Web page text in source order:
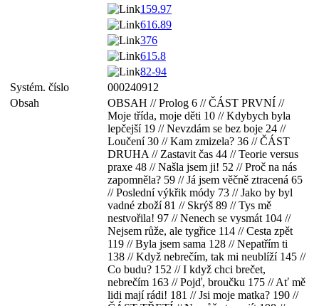
159.97
616.89
376
615.8
82-94
Systém. číslo
000240912
Obsah
OBSAH // Prolog 6 // ČÁST PRVNÍ //
Moje třída, moje děti 10 // Kdybych byla
lepčejší 19 // Nevzdám se bez boje 24 //
Loučení 30 // Kam zmizela? 36 // ČÁST
DRUHA // Zastavit čas 44 // Teorie versus
praxe 48 // Našla jsem ji! 52 // Proč na nás
zapomněla? 59 // Já jsem věčně ztracená 65
// Poslední výkřik módy 73 // Jako by byl
vadné zboží 81 // Skrýš 89 // Tys mě
nestvořila! 97 // Nenech se vysmát 104 //
Nejsem růže, ale tygřice 114 // Cesta zpět
119 // Byla jsem sama 128 // Nepatřím ti
138 // Když nebrečím, tak mi neublíží 145 //
Co budu? 152 // I když chci brečet,
nebrečím 163 // Pojď, broučku 175 // Ať mě
lidi mají rádi! 181 // Jsi moje matka? 190 //